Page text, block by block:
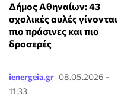
Δήμος Αθηναίων: 43
σχολικές αυλές γίνονται
πιο πράσινες και πιο
δροσερές
ienergeia.gr 08.05.2026 -
11:33